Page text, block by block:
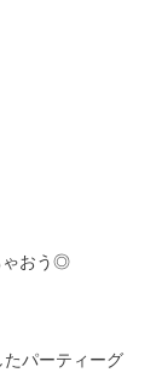
ゃおう◎
パーティーグ